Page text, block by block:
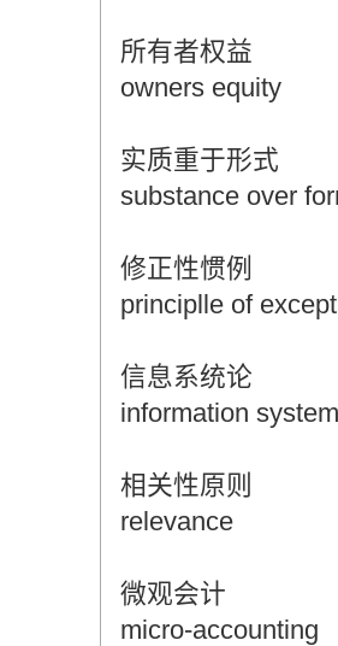
所有者权益
owners equity
实质重于形式
substance over
修正性惯例
principlle of
信息系统论
information
相关性原则
relevance
微观会计
micro-accounting